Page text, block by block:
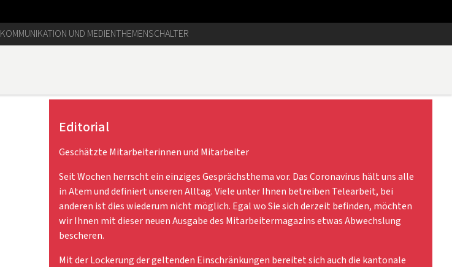
KOMMUNIKATION UND MEDIENTHEMENSCHALTER
Editorial
Geschätzte Mitarbeiterinnen und Mitarbeiter
Seit Wochen herrscht ein einziges Gesprächsthema vor. Das Coronavirus hält uns alle
in Atem und definiert unseren Alltag. Viele unter Ihnen betreiben Telearbeit, bei
anderen ist dies wiederum nicht möglich. Egal wo Sie sich derzeit befinden, möchten
wir Ihnen mit dieser neuen Ausgabe des Mitarbeitermagazins etwas Abwechslung
bescheren.
Mit der Lockerung der geltenden Einschränkungen bereitet sich auch die kantonale